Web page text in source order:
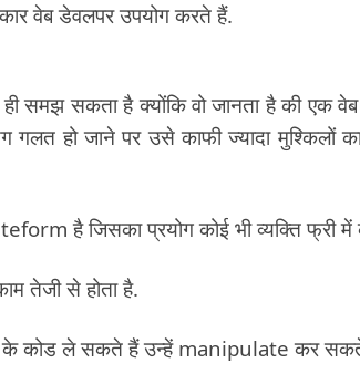
वेब डेवलपर उपयोग करते हैं.
समझ सकता है क्योंकि वो जानता है की एक
गलत हो जाने पर उसे काफी ज्यादा मुश्किलों
है जिसका प्रयोग कोई भी व्यक्ति फ्री
तेजी से होता है.
कोड ले सकते हैं उन्हें manipulate कर